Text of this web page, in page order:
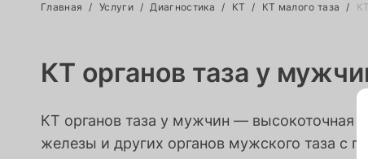
МРТ брюшной полости
Показать ещё
КТ мочевыделительной системы
Показать ещё
Эндоскопия
Показать ещё
Главная / Услуги / Диагностика / КТ / КТ малого таза /
КТ органов таза у
КТ органов таза у мужчин — высокоточная
железы и других органов мужского таза с